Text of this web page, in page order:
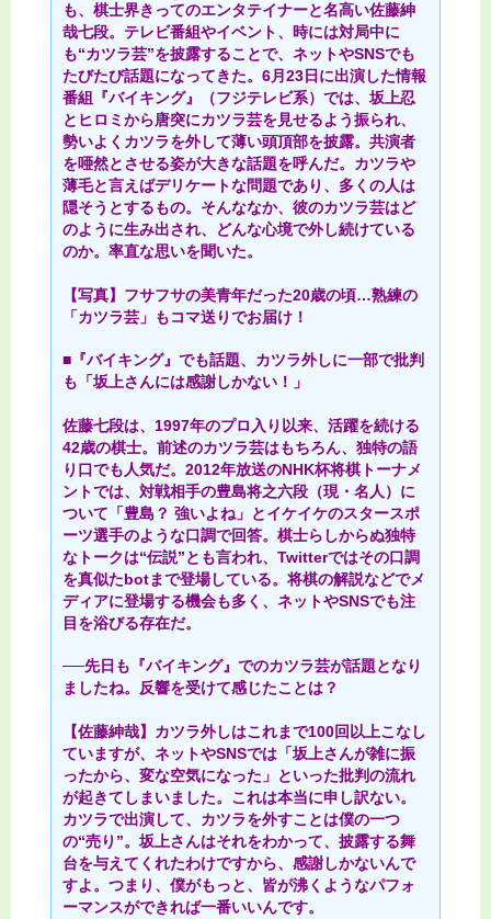
も、棋士界きってのエンタテイナーと名高い佐藤紳
哉七段。テレビ番組やイベント、時には対局中に
も“カツラ芸”を披露することで、ネットやSNSでも
たびたび話題になってきた。6月23日に出演した情報
番組『バイキング』（フジテレビ系）では、坂上忍
とヒロミから唐突にカツラ芸を見せるよう振られ、
勢いよくカツラを外して薄い頭頂部を披露。共演者
を唖然とさせる姿が大きな話題を呼んだ。カツラや
薄毛と言えばデリケートな問題であり、多くの人は
隠そうとするもの。そんななか、彼のカツラ芸はど
のように生み出され、どんな心境で外し続けている
のか。率直な思いを聞いた。
【写真】フサフサの美青年だった20歳の頃…熟練の
「カツラ芸」もコマ送りでお届け！
■『バイキング』でも話題、カツラ外しに一部で批判
も「坂上さんには感謝しかない！」
佐藤七段は、1997年のプロ入り以来、活躍を続ける
42歳の棋士。前述のカツラ芸はもちろん、独特の語
り口でも人気だ。2012年放送のNHK杯将棋トーナメ
ントでは、対戦相手の豊島将之六段（現・名人）に
ついて「豊島？ 強いよね」とイケイケのスタースポ
ーツ選手のような口調で回答。棋士らしからぬ独特
なトークは“伝説”とも言われ、Twitterではその口調
を真似たbotまで登場している。将棋の解説などでメ
ディアに登場する機会も多く、ネットやSNSでも注
目を浴びる存在だ。
──先日も『バイキング』でのカツラ芸が話題となり
ましたね。反響を受けて感じたことは？
【佐藤紳哉】カツラ外しはこれまで100回以上こなし
ていますが、ネットやSNSでは「坂上さんが雑に振
ったから、変な空気になった」といった批判の流れ
が起きてしまいました。これは本当に申し訳ない。
カツラで出演して、カツラを外すことは僕の一つ
の“売り”。坂上さんはそれをわかって、披露する舞
台を与えてくれたわけですから、感謝しかないんで
すよ。つまり、僕がもっと、皆が沸くようなパフォ
ーマンスができれば一番いいんです。